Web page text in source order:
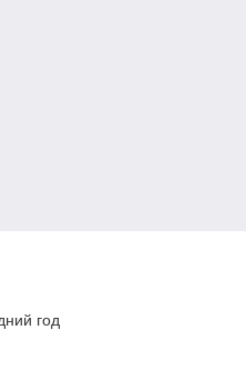
год